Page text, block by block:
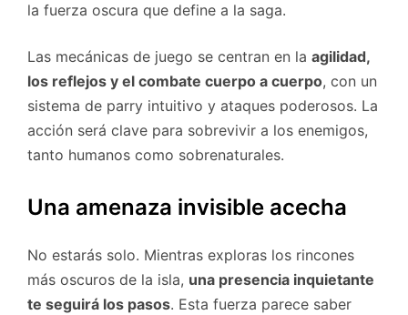
la fuerza oscura que define a la saga.
Las mecánicas de juego se centran en la agilidad,
los reflejos y el combate cuerpo a cuerpo, con un
sistema de parry intuitivo y ataques poderosos. La
acción será clave para sobrevivir a los enemigos,
tanto humanos como sobrenaturales.
Una amenaza invisible acecha
No estarás solo. Mientras exploras los rincones
más oscuros de la isla, una presencia inquietante
te seguirá los pasos. Esta fuerza parece saber